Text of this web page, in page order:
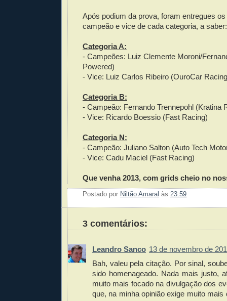
Após podium da prova, foram entregues
campeão e vice de cada categoria, a saber:
Categoria A:
- Campeões: Luiz Clemente Moroni/
Powered)
- Vice: Luiz Carlos Ribeiro (OuroCar
Categoria B:
- Campeão: Fernando Trennepohl (Kratina
- Vice: Ricardo Boessio (Fast Racing)
Categoria N:
- Campeão: Juliano Salton (Auto Tech
- Vice: Cadu Maciel (Fast Racing)
Que venha 2013, com grids cheio no
Postado por Niltão Amaral às 23:59
3 comentários:
Leandro Sanco 13 de novembro de
Bah, valeu pela citação. Por sinal,
sido homenageado. Nada mais justo,
muito mais focado na divulgação dos
que, na minha opinião exige muito mais